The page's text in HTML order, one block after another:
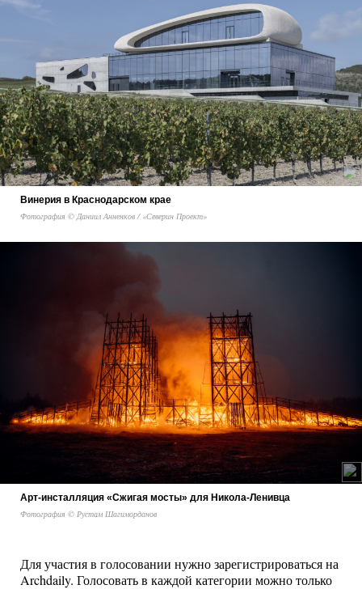
Винерия в Краснодарском крае
Фотография © Даниил Анненков / «Северин Проект»
Арт-инсталляция «Сжигая мосты» для Никола-Ленивца
Фотография © Рустам Шагиморданов
Для участия в голосовании нужно зарегистрироваться на
Archdaily. Голосовать в каждой категории можно только